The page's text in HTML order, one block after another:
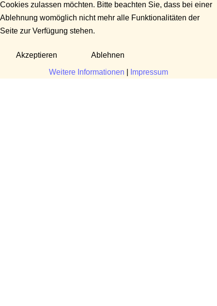
Cookies zulassen möchten. Bitte beachten Sie, dass bei einer
Ablehnung womöglich nicht mehr alle Funktionalitäten der
Seite zur Verfügung stehen.
Akzeptieren Ablehnen
Weitere Informationen Impressum